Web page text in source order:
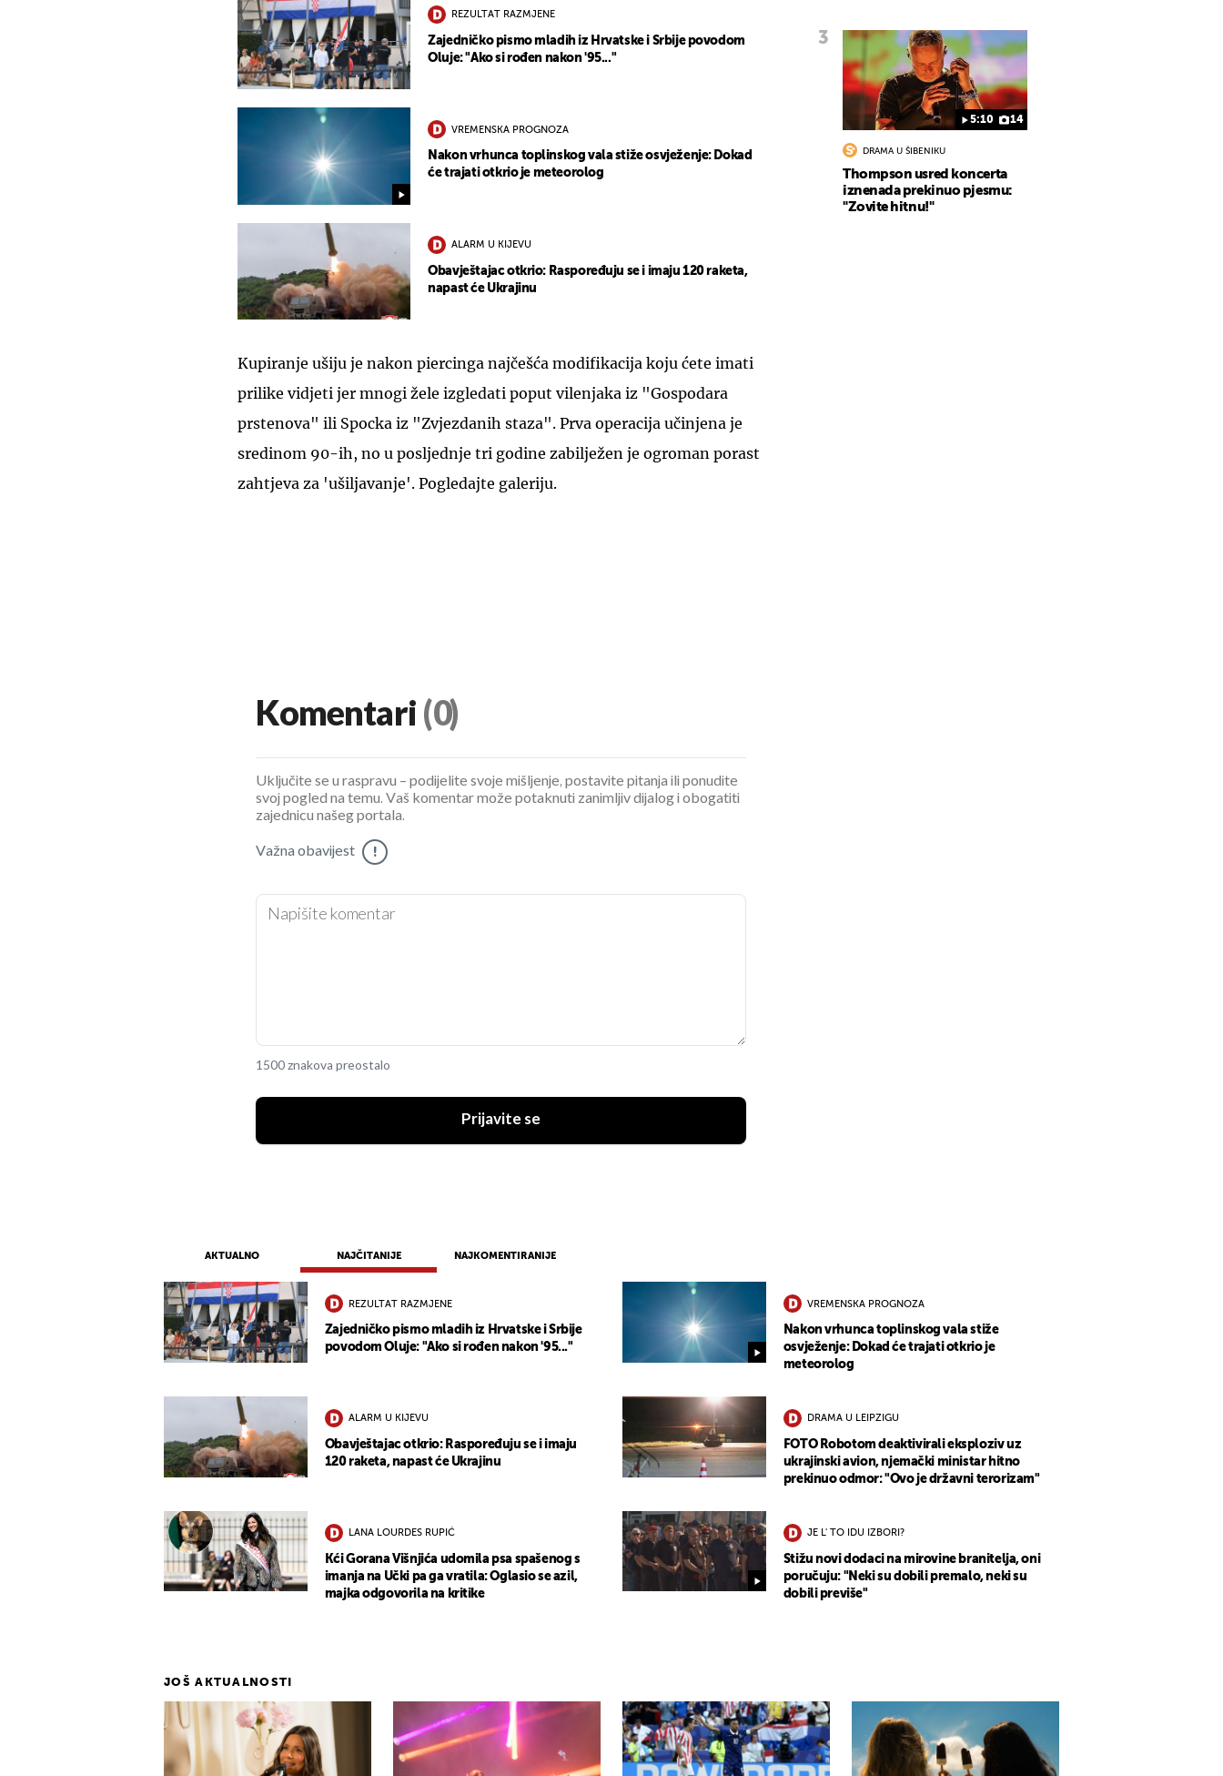
REZULTAT RAZMJENE
Zajedničko pismo mladih iz Hrvatske i Srbije povodom
Oluje: "Ako si rođen nakon '95..."
VREMENSKA PROGNOZA
Nakon vrhunca toplinskog vala stiže osvježenje: Dokad
će trajati otkrio je meteorolog
ALARM U KIJEVU
Obavještajac otkrio: Raspoređuju se i imaju 120 raketa,
napast će Ukrajinu
Kupiranje ušiju je nakon piercinga najčešća modifikacija koju ćete imati
prilike vidjeti jer mnogi žele izgledati poput vilenjaka iz "Gospodara
prstenova" ili Spocka iz "Zvjezdanih staza". Prva operacija učinjena je
sredinom 90-ih, no u posljednje tri godine zabilježen je ogroman porast
zahtjeva za 'ušiljavanje'. Pogledajte galeriju.
5:10 14
DRAMA U ŠIBENIKU
Thompson usred koncerta
iznenada prekinuo pjesmu:
"Zovite hitnu!"
Komentari (0)
Uključite se u raspravu – podijelite svoje mišljenje, postavite pitanja ili ponudite
svoj pogled na temu. Vaš komentar može potaknuti zanimljiv dijalog i obogatiti
zajednicu našeg portala.
Važna obavijest !
1500 znakova preostalo
Prijavite se
AKTUALNO NAJČITANIJE NAJKOMENTIRANIJE
REZULTAT RAZMJENE
Zajedničko pismo mladih iz Hrvatske i Srbije
povodom Oluje: "Ako si rođen nakon '95..."
VREMENSKA PROGNOZA
Nakon vrhunca toplinskog vala stiže
osvježenje: Dokad će trajati otkrio je
meteorolog
ALARM U KIJEVU
Obavještajac otkrio: Raspoređuju se i imaju
120 raketa, napast će Ukrajinu
DRAMA U LEIPZIGU
FOTO Robotom deaktivirali eksploziv uz
ukrajinski avion, njemački ministar hitno
prekinuo odmor: "Ovo je državni terorizam"
LANA LOURDES RUPIĆ
Kći Gorana Višnjića udomila psa spašenog s
imanja na Učki pa ga vratila: Oglasio se azil,
majka odgovorila na kritike
JE L' TO IDU IZBORI?
Stižu novi dodaci na mirovine branitelja, oni
poručuju: "Neki su dobili premalo, neki su
dobili previše"
JOŠ AKTUALNOSTI